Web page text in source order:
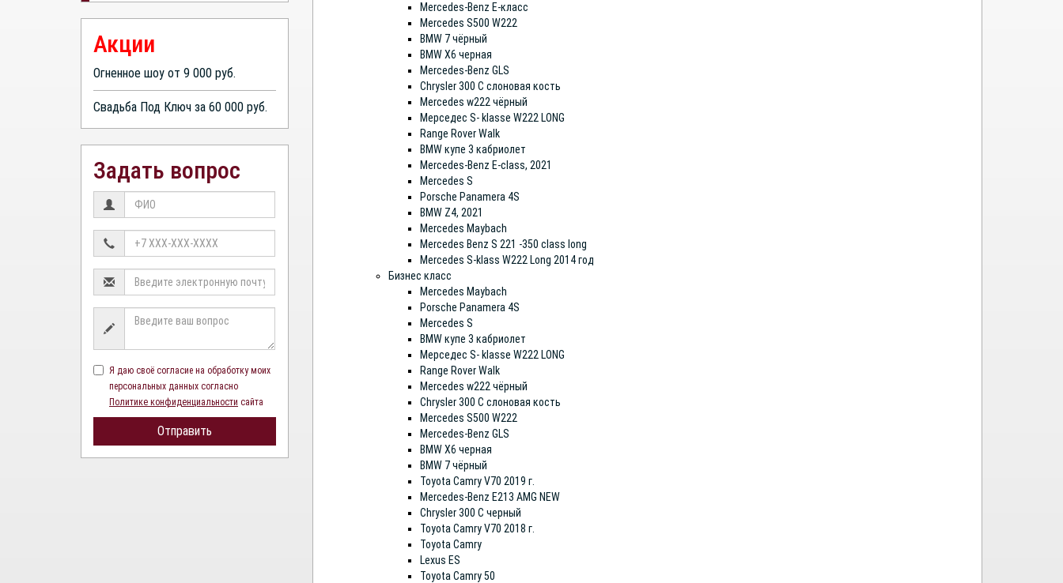
Акции
Огненное шоу от 9 000 руб.
Свадьба Под Ключ за 60 000 руб.
Задать вопрос
Я даю своё согласие на обработку моих
персональных данных согласно
Политике конфиденциальности сайта
Отправить
Mercedes-Benz E-класс
Mercedes S500 W222
BMW 7 чёрный
BMW X6 черная
Mercedes-Benz GLS
Chrysler 300 С слоновая кость
Mercedes w222 чёрный
Мерседес S- klasse W222 LONG
Range Rover Walk
BMW купе 3 кабриолет
Mercedes-Benz E-class, 2021
Mercedes S
Porsche Panamera 4S
BMW Z4, 2021
Mercedes Maybach
Mercedes Benz S 221 -350 class long
Mercedes S-klass W222 Long 2014 год
Бизнес класс
Mercedes Maybach
Porsche Panamera 4S
Mercedes S
BMW купе 3 кабриолет
Мерседес S- klasse W222 LONG
Range Rover Walk
Mercedes w222 чёрный
Chrysler 300 С слоновая кость
Mercedes S500 W222
Mercedes-Benz GLS
BMW X6 черная
BMW 7 чёрный
Toyota Camry V70 2019 г.
Mercedes-Benz E213 AMG NEW
Chrysler 300 С черный
Toyota Camry V70 2018 г.
Toyota Camry
Lexus ES
Toyota Camry 50